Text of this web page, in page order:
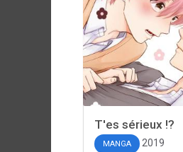
T'es sérieux !?
MANGA 2019